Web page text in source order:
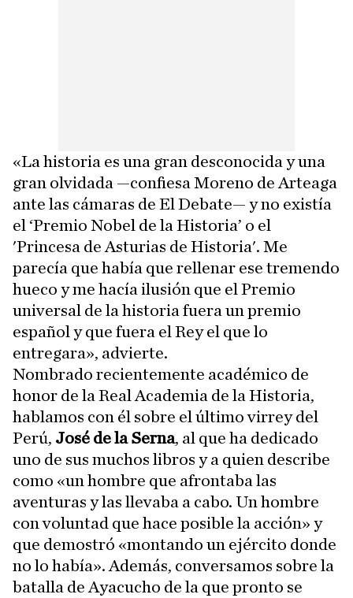
«La historia es una gran desconocida y una
gran olvidada —confiesa Moreno de Arteaga
ante las cámaras de El Debate— y no existía
el ‘Premio Nobel de la Historia’ o el
'Princesa de Asturias de Historia'. Me
parecía que había que rellenar ese tremendo
hueco y me hacía ilusión que el Premio
universal de la historia fuera un premio
español y que fuera el Rey el que lo
entregara», advierte.
Nombrado recientemente académico de
honor de la Real Academia de la Historia,
hablamos con él sobre el último virrey del
Perú, José de la Serna, al que ha dedicado
uno de sus muchos libros y a quien describe
como «un hombre que afrontaba las
aventuras y las llevaba a cabo. Un hombre
con voluntad que hace posible la acción» y
que demostró «montando un ejército donde
no lo había». Además, conversamos sobre la
batalla de Ayacucho de la que pronto se